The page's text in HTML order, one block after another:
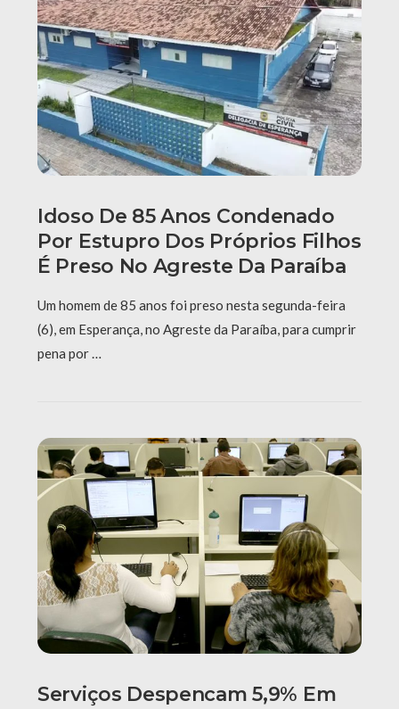
Idoso De 85 Anos Condenado
Por Estupro Dos Próprios Filhos
É Preso No Agreste Da Paraíba
Um homem de 85 anos foi preso nesta segunda-feira
(6), em Esperança, no Agreste da Paraíba, para cumprir
pena por …
Serviços Despencam 5,9% Em